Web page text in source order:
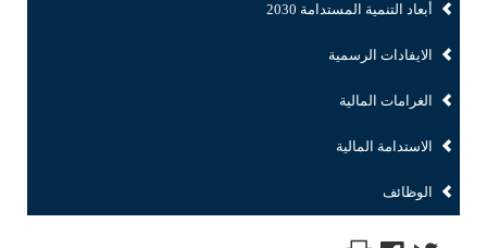
أبعاد التنمية المستدامة 2030
الايفادات الرسمية
الغرامات المالية
الاستدامة المالية
الوظائف